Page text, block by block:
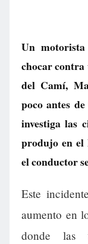
Un
chocar
del Camí,
poco antes
investiga las
produjo en el
el conductor
Este
aumento en
donde las